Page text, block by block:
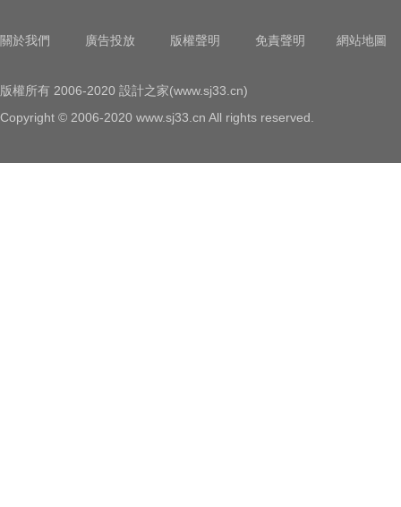
關於我們 廣告投放 版權聲明 免責聲明 網站地圖
版權所有 2006-2020 設計之家(www.sj33.cn)
Copyright © 2006-2020 www.sj33.cn All rights reserved.